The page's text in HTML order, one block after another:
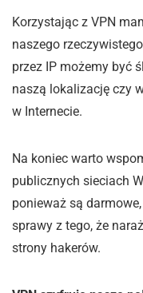
Korzystając z VPN
naszego
przez IP możemy być
naszą lokalizację czy
w Internecie.
Na koniec warto
publicznych sieciach
ponieważ są
sprawy z tego, że
strony hakerów.